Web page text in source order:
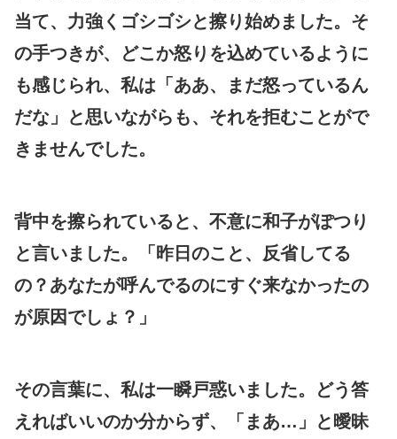
当て、力強くゴシゴシと擦り始めました。そ
の手つきが、どこか怒りを込めているように
も感じられ、私は「ああ、まだ怒っているん
だな」と思いながらも、それを拒むことがで
きませんでした。
背中を擦られていると、不意に和子がぽつり
と言いました。「昨日のこと、反省してる
の？あなたが呼んでるのにすぐ来なかったの
が原因でしょ？」
その言葉に、私は一瞬戸惑いました。どう答
えればいいのか分からず、「まあ…」と曖昧